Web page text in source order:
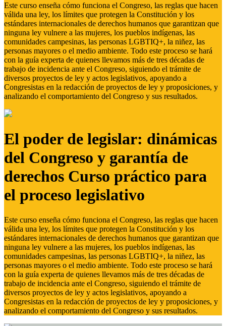
Este curso enseña cómo funciona el Congreso, las reglas que hacen
válida una ley, los límites que protegen la Constitución y los
estándares internacionales de derechos humanos que garantizan que
ninguna ley vulnere a las mujeres, los pueblos indígenas, las
comunidades campesinas, las personas LGBTIQ+, la niñez, las
personas mayores o el medio ambiente. Todo este proceso se hará
con la guía experta de quienes llevamos más de tres décadas de
trabajo de incidencia ante el Congreso, siguiendo el trámite de
diversos proyectos de ley y actos legislativos, apoyando a
Congresistas en la redacción de proyectos de ley y proposiciones, y
analizando el comportamiento del Congreso y sus resultados.
El poder de legislar: dinámicas
del Congreso y garantía de
derechos Curso práctico para
el proceso legislativo
Este curso enseña cómo funciona el Congreso, las reglas que hacen
válida una ley, los límites que protegen la Constitución y los
estándares internacionales de derechos humanos que garantizan que
ninguna ley vulnere a las mujeres, los pueblos indígenas, las
comunidades campesinas, las personas LGBTIQ+, la niñez, las
personas mayores o el medio ambiente. Todo este proceso se hará
con la guía experta de quienes llevamos más de tres décadas de
trabajo de incidencia ante el Congreso, siguiendo el trámite de
diversos proyectos de ley y actos legislativos, apoyando a
Congresistas en la redacción de proyectos de ley y proposiciones, y
analizando el comportamiento del Congreso y sus resultados.